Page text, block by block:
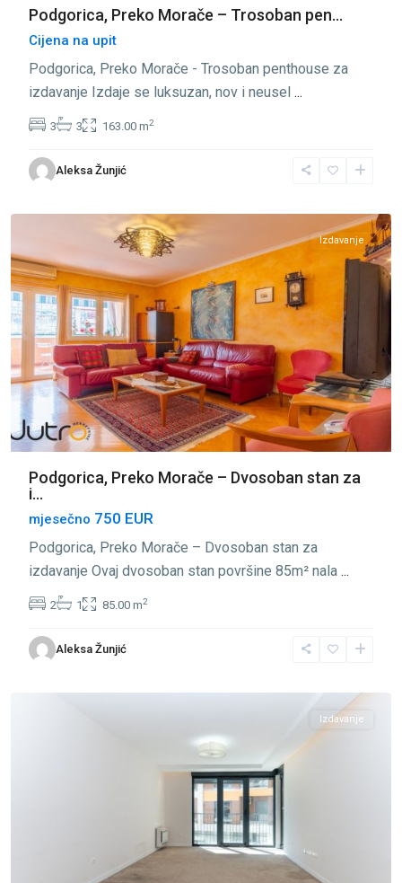
Podgorica, Preko Morače – Trosoban pen...
Cijena na upit
Podgorica, Preko Morače - Trosoban penthouse za
izdavanje Izdaje se luksuzan, nov i neusel ...
3 3 163.00 m2
Aleksa Žunjić
Preko
Morače,
Izdavanje
Podgorica, Preko Morače – Dvosoban stan za
i...
mjesečno 750 EUR
Podgorica, Preko Morače – Dvosoban stan za
izdavanje Ovaj dvosoban stan površine 85m² nala ...
2 1 85.00 m2
Aleksa Žunjić
Preko
Morače,
Izdavanje